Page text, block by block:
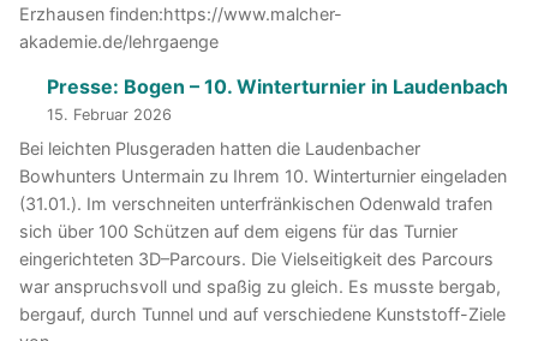
Erzhausen finden:https://www.malcher-
akademie.de/lehrgaenge
Presse: Bogen – 10. Winterturnier in Laudenbach
15. Februar 2026
Bei leichten Plusgeraden hatten die Laudenbacher
Bowhunters Untermain zu Ihrem 10. Winterturnier eingeladen
(31.01.). Im verschneiten unterfränkischen Odenwald trafen
sich über 100 Schützen auf dem eigens für das Turnier
eingerichteten 3D–Parcours. Die Vielseitigkeit des Parcours
war anspruchsvoll und spaßig zu gleich. Es musste bergab,
bergauf, durch Tunnel und auf verschiedene Kunststoff-Ziele